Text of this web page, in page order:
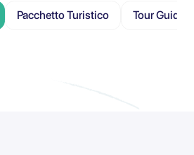
Pacchetto Turistico Tour Guidati